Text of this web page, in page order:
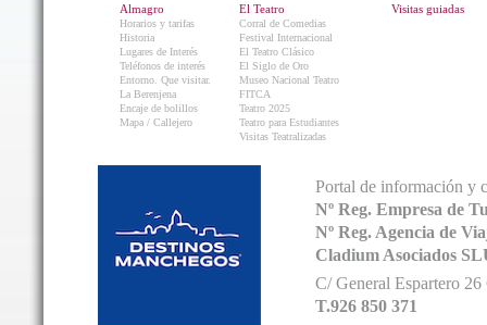
Almagro
Horarios y tarifas
Historia
Lugares de Interés
Teléfonos de interés
Entorno. Que visitar.
La Berenjena
Encaje de bolillos
Mapa / Callejero
El Teatro
Corral de Comedias
Festival Internacional
El Teatro Clásico
El Siglo de Oro
Museo Nacional Teatro
FITCA
Teatro 2025
Teatro para Estudiantes
Visitas Teatralizadas
Visitas guiadas
Portal de información y
Nº Reg. Empresa de
Nº Reg. Agencia de
Cladium Asociados
C/ General Espartero
T.926 850 371